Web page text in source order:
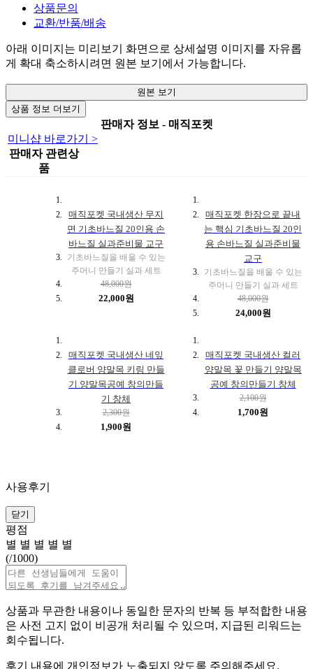
상품문의
교환/반품/배송
아래 이미지는 미리보기 화면으로 상세설명 이미지를 자유롭
게 확대 축소하시려면 원본 보기에서 가능합니다.
원본 보기
상품 정보 더보기
판매자 정보 - 매직포켓
미니샵 바로가기 >
판매자 관련상
품
매직포켓 국내생산 무지
면 기초바느질 20인용 손
바느질 실과준비물 교구
기초바느질을 배울 수 있는
주머니 만들기 실과 세트
48,000원
22,000원
매직포켓 한장으로 끝내
는 핵심 기초바느질 20인
용 손바느질 실과준비물
교구
기초바느질을 배울 수 있는
주머니 만들기 실과 세트
48,000원
24,000원
매직포켓 국내생산 네잎
클로버 양말목 키링 만들
기 양말목공예 창의만들
기 창체
2,300원
1,900원
매직포켓 국내생산 컬러
양말목 꽃 만들기 양말목
공예 창의만들기 창체
2,100원
1,700원
사용후기
닫기
평점
별 별 별 별 별
(/1000)
상품과 무관한 내용이나 동일한 문자의 반복 등 부적합한 내용
은 사전 고지 없이 비공개 처리될 수 있으며, 지급된 리워드는
회수됩니다.
후기 내용에 개인정보가 노출되지 않도록 주의해주세요.